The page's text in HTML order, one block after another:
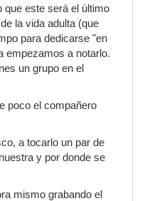
que este será el último
la vida adulta (que
para dedicarse "en
empezamos a notarlo.
un grupo en el
poco el compañero
a tocarlo un par de
y por donde se
mismo grabando el